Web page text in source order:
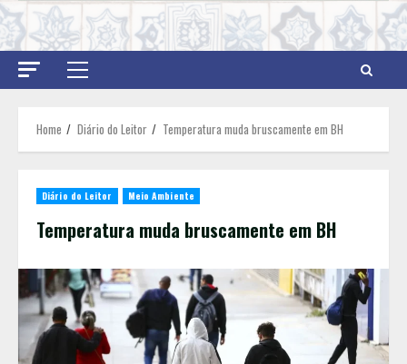
Primary
Home Diário do Leitor Temperatura muda bruscamente em BH
Diário do Leitor Meio Ambiente
Temperatura muda bruscamente em BH